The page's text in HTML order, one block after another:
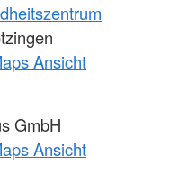
Ansicht
GmbH
Ansicht